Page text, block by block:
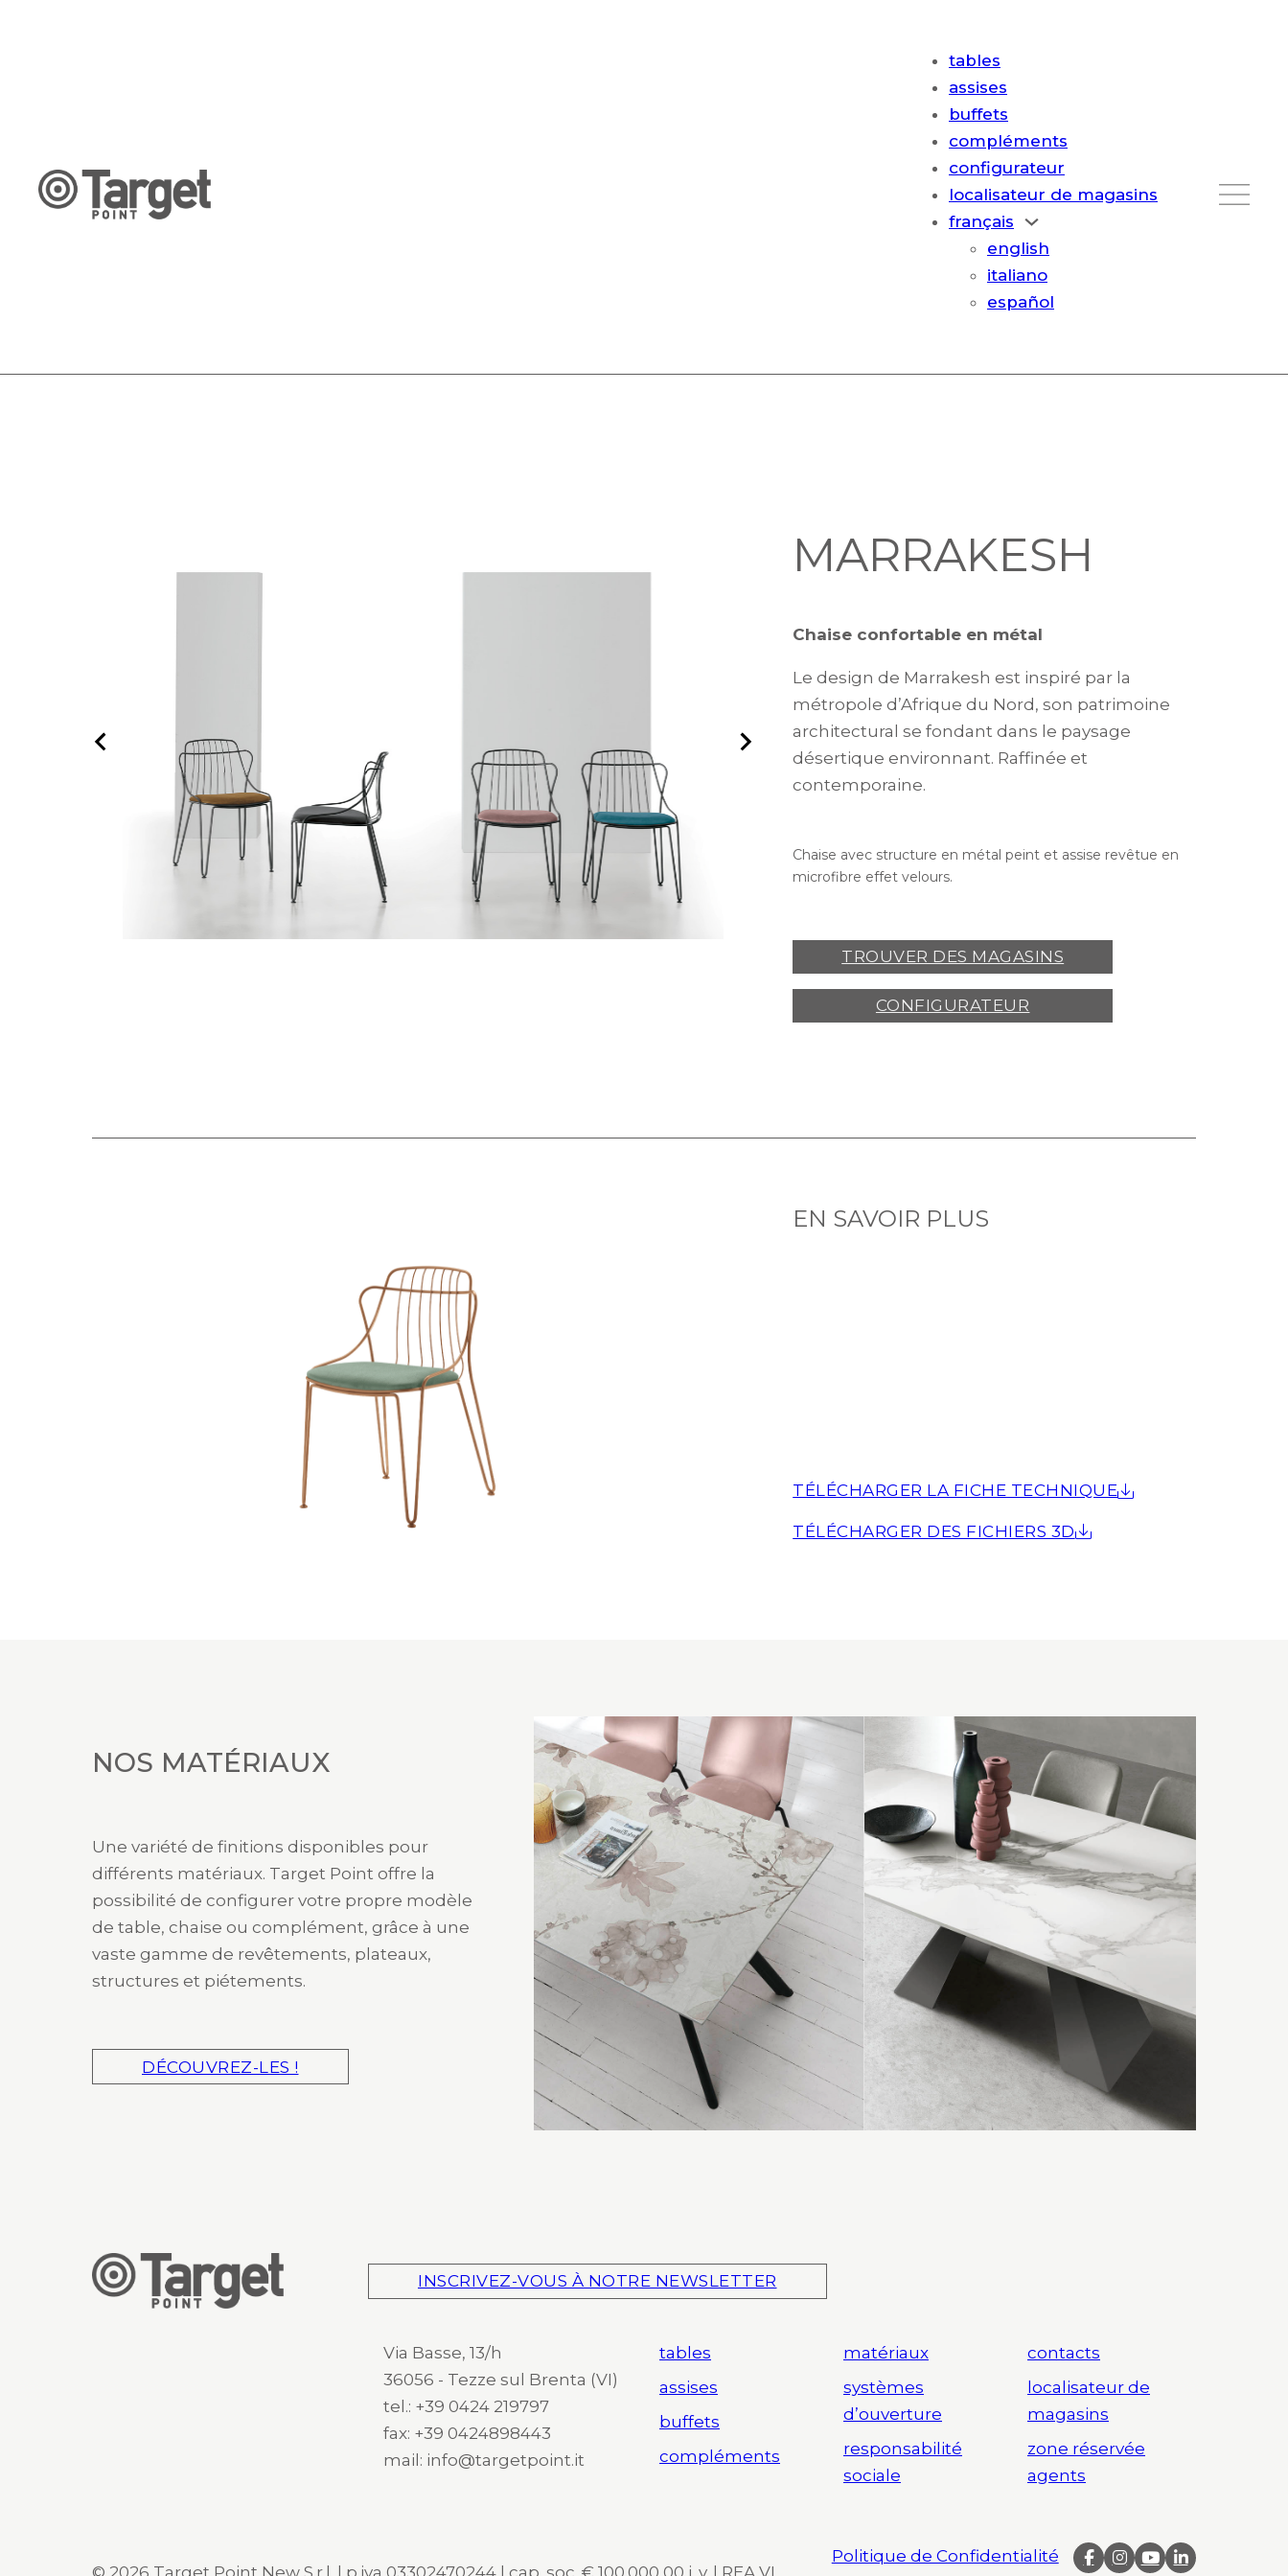
tables
assises
buffets
compléments
configurateur
localisateur de magasins
français
english
italiano
español
MARRAKESH
Chaise confortable en métal
Le design de Marrakesh est inspiré par la
métropole d’Afrique du Nord, son patrimoine
architectural se fondant dans le paysage
désertique environnant. Raffinée et
contemporaine.
Chaise avec structure en métal peint et assise revêtue en
microfibre effet velours.
TROUVER DES MAGASINS
CONFIGURATEUR
EN SAVOIR PLUS
TÉLÉCHARGER LA FICHE TECHNIQUE
TÉLÉCHARGER DES FICHIERS 3D
NOS MATÉRIAUX
Une variété de finitions disponibles pour
différents matériaux. Target Point offre la
possibilité de configurer votre propre modèle
de table, chaise ou complément, grâce à une
vaste gamme de revêtements, plateaux,
structures et piétements.
DÉCOUVREZ-LES !
INSCRIVEZ-VOUS À NOTRE NEWSLETTER
Via Basse, 13/h
36056 - Tezze sul Brenta (VI)
tel.: +39 0424 219797
fax: +39 0424898443
mail: info@targetpoint.it
tables
assises
buffets
compléments
matériaux
systèmes
d’ouverture
responsabilité
sociale
contacts
localisateur de
magasins
zone réservée
agents
Politique de Confidentialité